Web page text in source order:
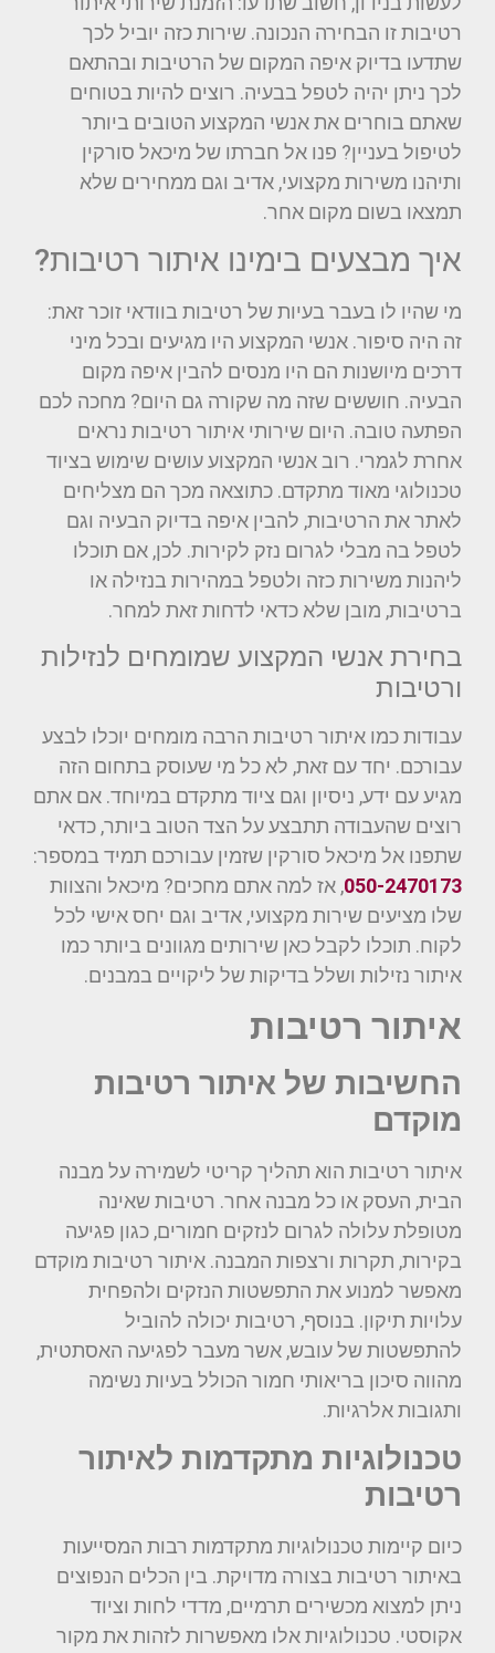
רטיבות זו הבחירה הנכונה. שירות כזה יוביל לכך
שתדעו בדיוק איפה המקום של הרטיבות ובהתאם
לכך ניתן יהיה לטפל בבעיה. רוצים להיות בטוחים
שאתם בוחרים את אנשי המקצוע הטובים ביותר
לטיפול בעניין? פנו אל חברתו של מיכאל סורקין
ותיהנו משירות מקצועי, אדיב וגם ממחירים שלא
תמצאו בשום מקום אחר.
איך מבצעים בימינו איתור רטיבות?
מי שהיו לו בעבר בעיות של רטיבות בוודאי זוכר זאת:
זה היה סיפור. אנשי המקצוע היו מגיעים ובכל מיני
דרכים מיושנות הם היו מנסים להבין איפה מקום
הבעיה. חוששים שזה מה שקורה גם היום? מחכה לכם
הפתעה טובה. היום שירותי איתור רטיבות נראים
אחרת לגמרי. רוב אנשי המקצוע עושים שימוש בציוד
טכנולוגי מאוד מתקדם. כתוצאה מכך הם מצליחים
לאתר את הרטיבות, להבין איפה בדיוק הבעיה וגם
לטפל בה מבלי לגרום נזק לקירות. לכן, אם תוכלו
ליהנות משירות כזה ולטפל במהירות בנזילה או
ברטיבות, מובן שלא כדאי לדחות זאת למחר.
בחירת אנשי המקצוע שמומחים לנזילות
ורטיבות
עבודות כמו איתור רטיבות הרבה מומחים יוכלו לבצע
עבורכם. יחד עם זאת, לא כל מי שעוסק בתחום הזה
מגיע עם ידע, ניסיון וגם ציוד מתקדם במיוחד. אם אתם
רוצים שהעבודה תתבצע על הצד הטוב ביותר, כדאי
שתפנו אל מיכאל סורקין שזמין עבורכם תמיד במספר:
050-2470173, אז למה אתם מחכים? מיכאל והצוות
שלו מציעים שירות מקצועי, אדיב וגם יחס אישי לכל
לקוח. תוכלו לקבל כאן שירותים מגוונים ביותר כמו
איתור נזילות ושלל בדיקות של ליקויים במבנים.
איתור רטיבות
החשיבות של איתור רטיבות
מוקדם
איתור רטיבות הוא תהליך קריטי לשמירה על מבנה
הבית, העסק או כל מבנה אחר. רטיבות שאינה
מטופלת עלולה לגרום לנזקים חמורים, כגון פגיעה
בקירות, תקרות ורצפות המבנה. איתור רטיבות מוקדם
מאפשר למנוע את התפשטות הנזקים ולהפחית
עלויות תיקון. בנוסף, רטיבות יכולה להוביל
להתפשטות של עובש, אשר מעבר לפגיעה האסתטית,
מהווה סיכון בריאותי חמור הכולל בעיות נשימה
ותגובות אלרגיות.
טכנולוגיות מתקדמות לאיתור
רטיבות
כיום קיימות טכנולוגיות מתקדמות רבות המסייעות
באיתור רטיבות בצורה מדויקת. בין הכלים הנפוצים
ניתן למצוא מכשירים תרמיים, מדדי לחות וציוד
אקוסטי. טכנולוגיות אלו מאפשרות לזהות את מקור